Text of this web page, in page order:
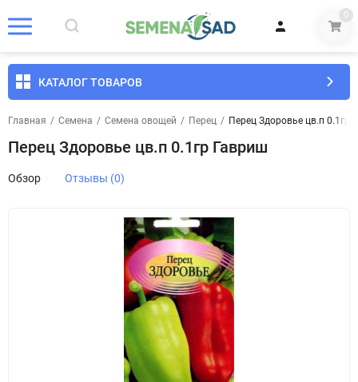
0
КАТАЛОГ ТОВАРОВ
Главная / Семена / Семена овощей / Перец / Перец Здоровье цв.п 0.1гр
Перец Здоровье цв.п 0.1гр Гавриш
Обзор Отзывы (0)